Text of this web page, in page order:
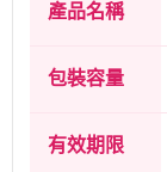
產品名稱
包裝容量
有效期限